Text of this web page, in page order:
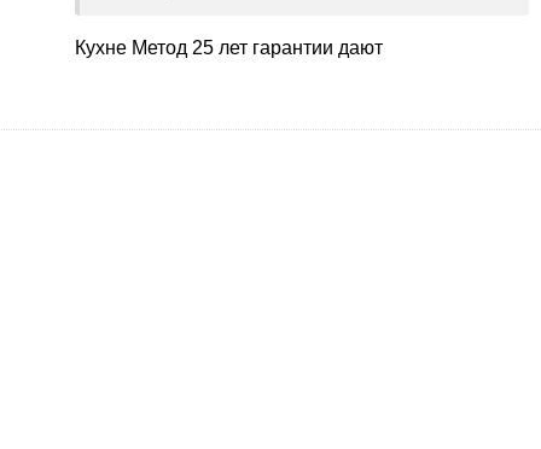
Единственное, что там всегда низкого
Кухне Метод 25 лет гарантии дают